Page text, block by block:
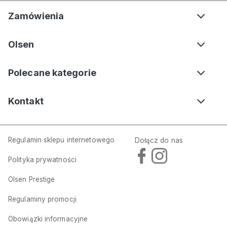
Zamówienia
Olsen
Polecane kategorie
Kontakt
Regulamin sklepu internetowego
Polityka prywatności
Olsen Prestige
Regulaminy promocji
Obowiązki informacyjne
Dołącz do nas